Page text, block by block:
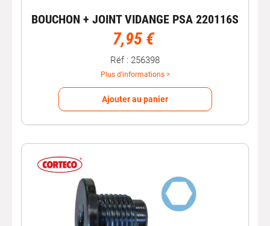
BOUCHON + JOINT VIDANGE PSA 220116S
7,95 €
Réf : 256398
Plus d'informations >
Ajouter au panier